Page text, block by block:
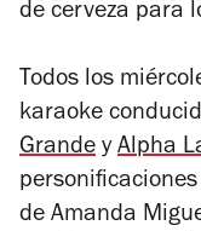
de cerveza para
Todos los
karaoke
Grande y Alpha
de Amanda